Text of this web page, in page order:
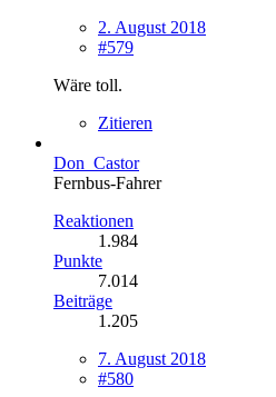
2. August 2018
#579
Wäre toll.
Zitieren
Don_Castor
Fernbus-Fahrer
Reaktionen
1.984
Punkte
7.014
Beiträge
1.205
7. August 2018
#580